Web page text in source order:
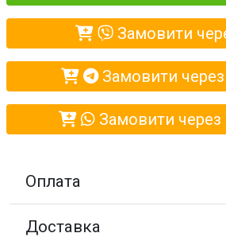
Замовити
Замовити через
Замовити через
Оплата
Доставка